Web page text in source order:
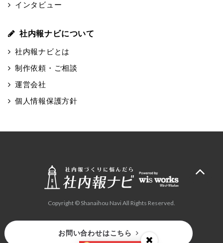
インタビュー
社内報ナビについて
社内報ナビとは
制作依頼・ご相談
運営会社
個人情報保護方針
Copyright © Shanaihou Navi All Rights Reserved.
お問い合わせはこちら